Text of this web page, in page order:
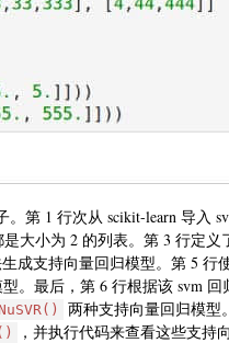
第 1 行次从 scikit-learn 导入
大小为 2 的列表。第 3 行定义
成支持向量回归模型。第 5 行
。最后，第 6 行根据该 svm
NuSVR() 两种支持向量回归模型
，并执行代码来查看这些支持